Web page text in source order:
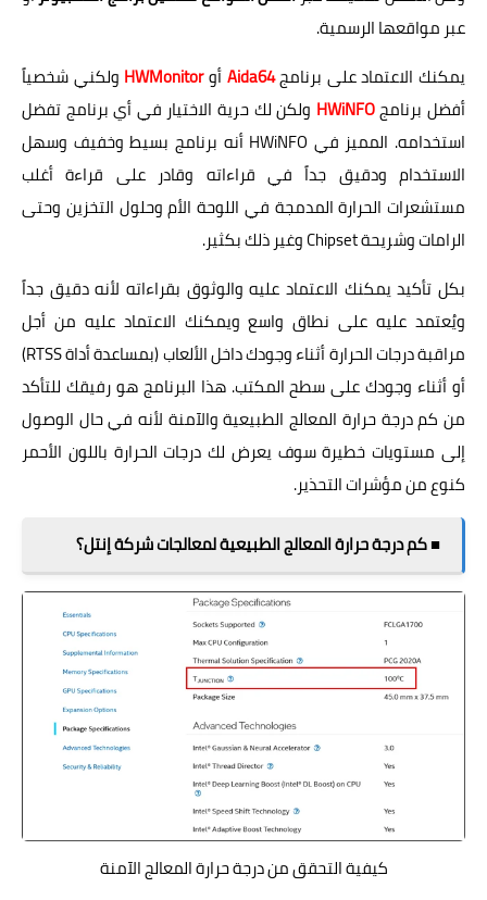
عبر مواقعها الرسمية.
يمكنك الاعتماد على برنامجAida64أوHWMonitor ولكني شخصياً
أفضل برنامجHWiNFO ولكن لك حرية الاختيار في أي برنامج تفضل
استخدامه. المميز في HWiNFO أنه برنامج بسيط وخفيف وسهل
الاستخدام ودقيق جداً في قراءاته وقادر على قراءة أغلب
مستشعرات الحرارة المدمجة في اللوحة الأم وحلول التخزين وحتى
الرامات وشريحة Chipset وغير ذلك بكثير.
بكل تأكيد يمكنك الاعتماد عليه والوثوق بقراءاته لأنه دقيق جداً
ويُعتمد عليه على نطاق واسع ويمكنك الاعتماد عليه من أجل
مراقبة درجات الحرارة أثناء وجودك داخل الألعاب (بمساعدة أداة RTSS)
أو أثناء وجودك على سطح المكتب. هذا البرنامج هو رفيقك للتأكد
من كم درجة حرارة المعالج الطبيعية والآمنة لأنه في حال الوصول
إلى مستويات خطيرة سوف يعرض لك درجات الحرارة باللون الأحمر
كنوع من مؤشرات التحذير.
■ كم درجة حرارة المعالج الطبيعية لمعالجات شركة إنتل؟
كيفية التحقق من درجة حرارة المعالج الآمنة